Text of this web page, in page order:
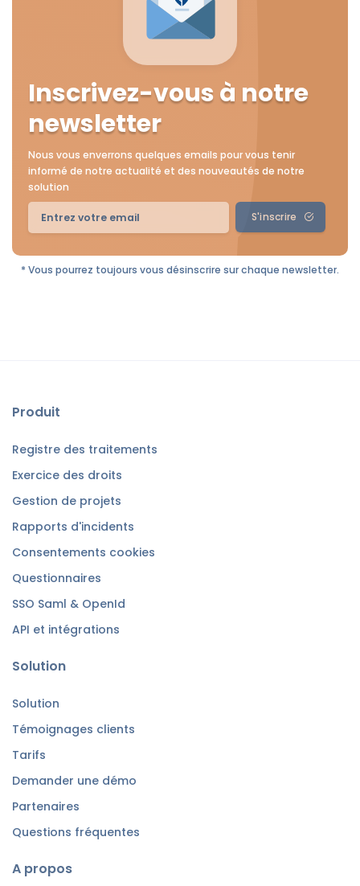
Inscrivez-vous à notre
newsletter
Nous vous enverrons quelques emails pour vous tenir
informé de notre actualité et des nouveautés de notre
solution
S'inscrire
* Vous pourrez toujours vous désinscrire sur chaque newsletter.
Produit
Registre des traitements
Exercice des droits
Gestion de projets
Rapports d'incidents
Consentements cookies
Questionnaires
SSO Saml & OpenId
API et intégrations
Solution
Solution
Témoignages clients
Tarifs
Demander une démo
Partenaires
Questions fréquentes
A propos